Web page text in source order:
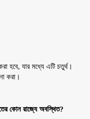
হবে, যার মধ্যে এটি চতুর্থ।
করা।
কোন রাজ্যে অবস্থিত?